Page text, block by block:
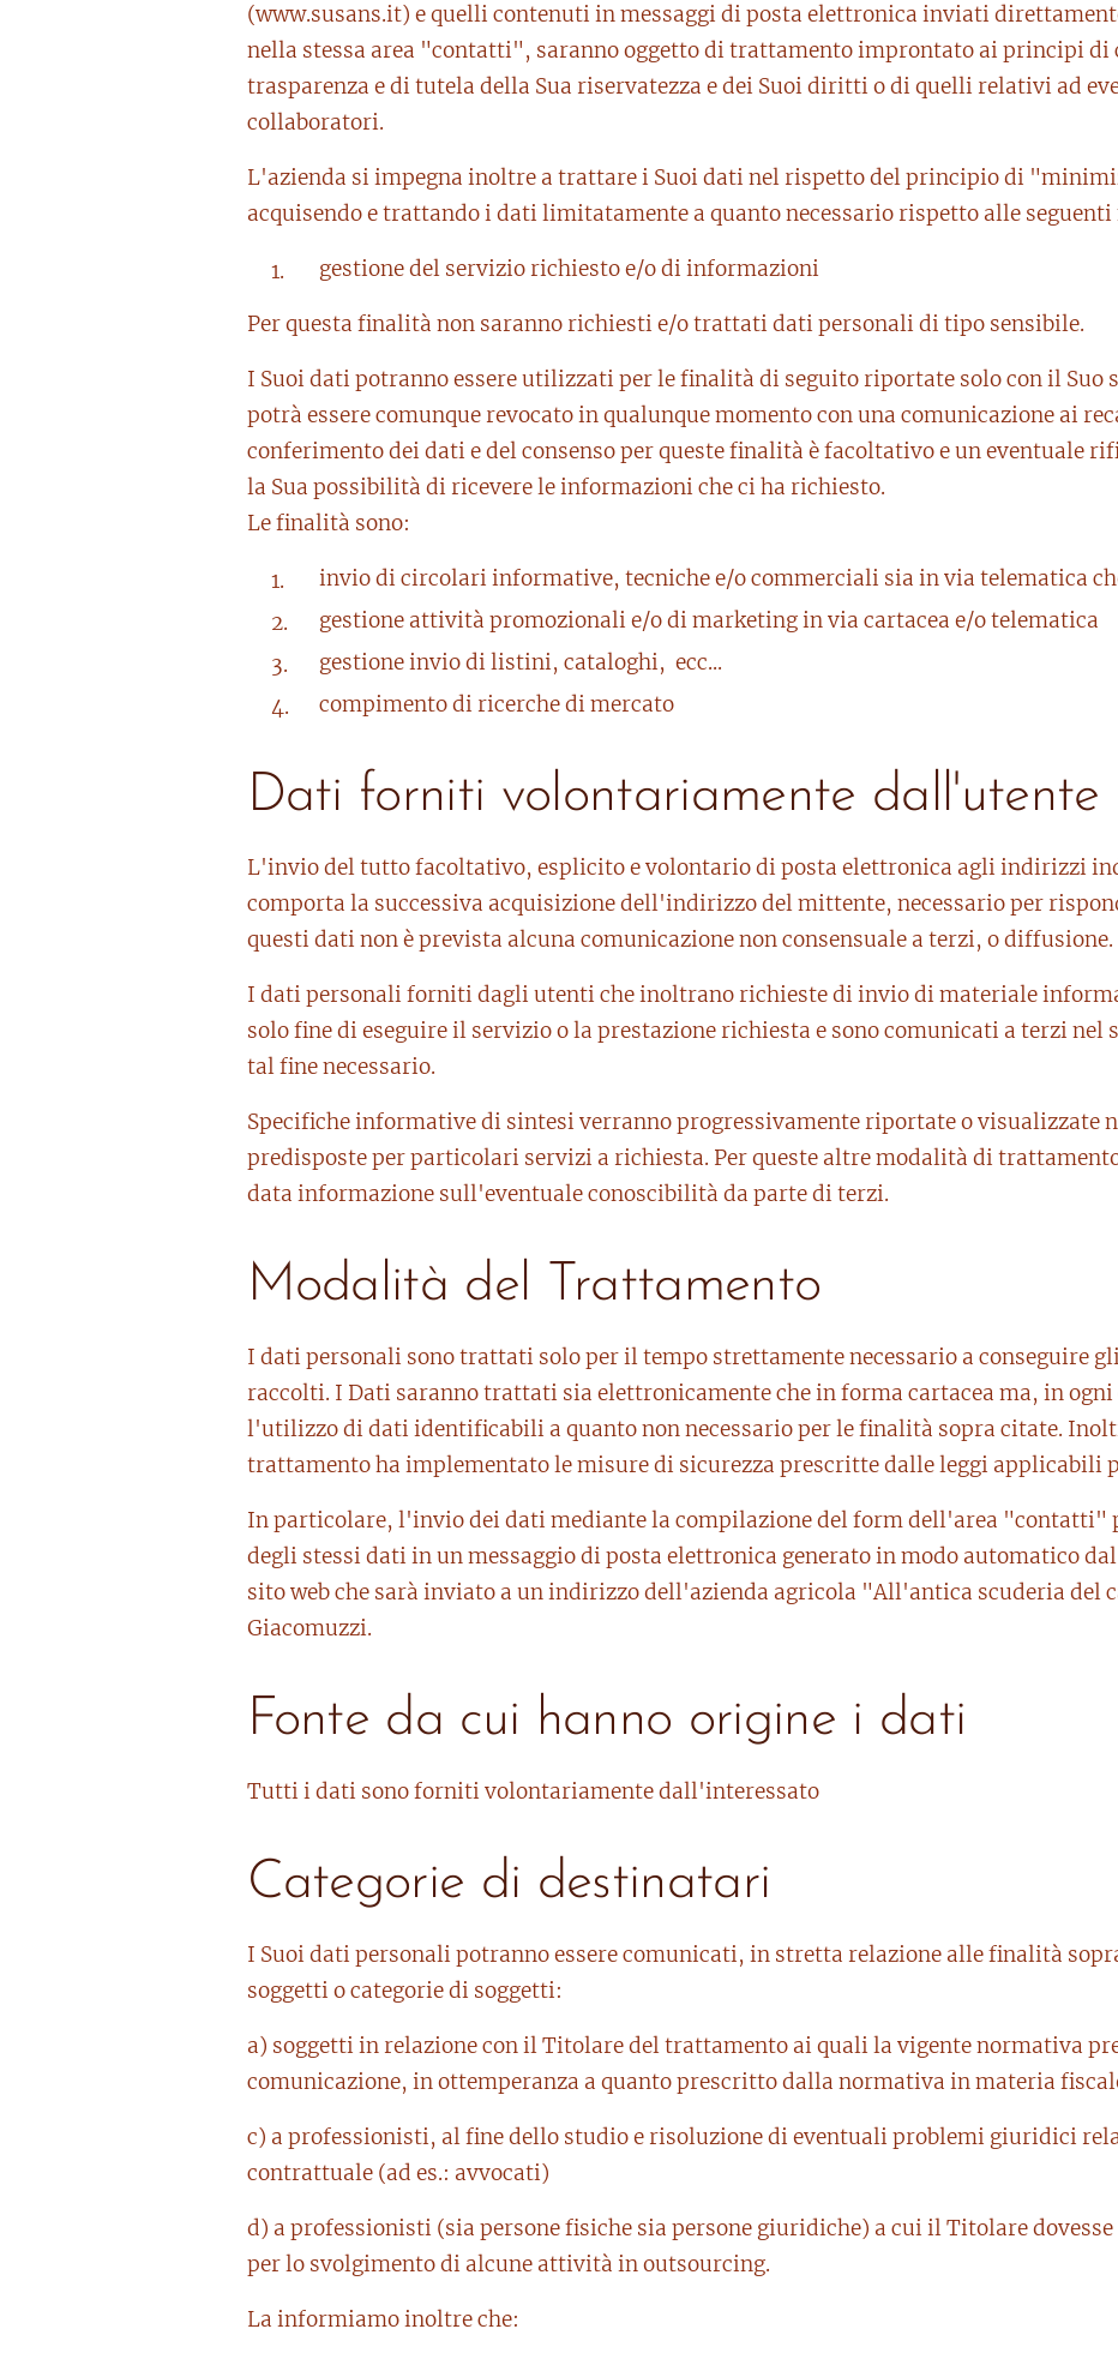
(www.susans.it) e quelli contenuti in messaggi di posta elettronica inviati
nella stessa area "contatti", saranno oggetto di trattamento improntato ai principi di
trasparenza e di tutela della Sua riservatezza e dei Suoi diritti o di quelli relativi ad
collaboratori.
L'azienda si impegna inoltre a trattare i Suoi dati nel rispetto del principio di
acquisendo e trattando i dati limitatamente a quanto necessario rispetto alle
gestione del servizio richiesto e/o di informazioni
Per questa finalità non saranno richiesti e/o trattati dati personali di tipo sensibile.
I Suoi dati potranno essere utilizzati per le finalità di seguito riportate solo con il Suo
potrà essere comunque revocato in qualunque momento con una comunicazione ai
conferimento dei dati e del consenso per queste finalità è facoltativo e un eventuale
la Sua possibilità di ricevere le informazioni che ci ha richiesto.
Le finalità sono:
invio di circolari informative, tecniche e/o commerciali sia in via telematica
gestione attività promozionali e/o di marketing in via cartacea e/o telematica
gestione invio di listini, cataloghi, ecc...
compimento di ricerche di mercato
Dati forniti volontariamente dall'utente
L'invio del tutto facoltativo, esplicito e volontario di posta elettronica agli indirizzi
comporta la successiva acquisizione dell'indirizzo del mittente, necessario per
questi dati non è prevista alcuna comunicazione non consensuale a terzi, o diffusione.
I dati personali forniti dagli utenti che inoltrano richieste di invio di materiale
solo fine di eseguire il servizio o la prestazione richiesta e sono comunicati a terzi nel
tal fine necessario.
Specifiche informative di sintesi verranno progressivamente riportate o visualizzate
predisposte per particolari servizi a richiesta. Per queste altre modalità di
data informazione sull'eventuale conoscibilità da parte di terzi.
Modalità del Trattamento
I dati personali sono trattati solo per il tempo strettamente necessario a conseguire
raccolti. I Dati saranno trattati sia elettronicamente che in forma cartacea ma, in
l'utilizzo di dati identificabili a quanto non necessario per le finalità sopra citate.
trattamento ha implementato le misure di sicurezza prescritte dalle leggi applicabili
In particolare, l'invio dei dati mediante la compilazione del form dell'area "contatti"
degli stessi dati in un messaggio di posta elettronica generato in modo automatico
sito web che sarà inviato a un indirizzo dell'azienda agricola "All'antica scuderia del
Giacomuzzi.
Fonte da cui hanno origine i dati
Tutti i dati sono forniti volontariamente dall'interessato
Categorie di destinatari
I Suoi dati personali potranno essere comunicati, in stretta relazione alle finalità
soggetti o categorie di soggetti:
a) soggetti in relazione con il Titolare del trattamento ai quali la vigente normativa
comunicazione, in ottemperanza a quanto prescritto dalla normativa in materia
c) a professionisti, al fine dello studio e risoluzione di eventuali problemi giuridici
contrattuale (ad es.: avvocati)
d) a professionisti (sia persone fisiche sia persone giuridiche) a cui il Titolare
per lo svolgimento di alcune attività in outsourcing.
La informiamo inoltre che: